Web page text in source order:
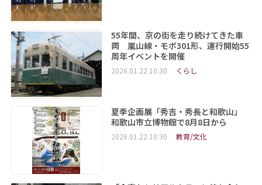
55年間、京の街を走り続けてきた車
両 嵐山線・モボ301形、運行開始55
周年イベントを開催
2026.01.22 10:30 くらし
夏季企画展「秀吉・秀長と和歌山」
和歌山市立博物館で8月8日から
2026.01.22 10:30 教育/文化